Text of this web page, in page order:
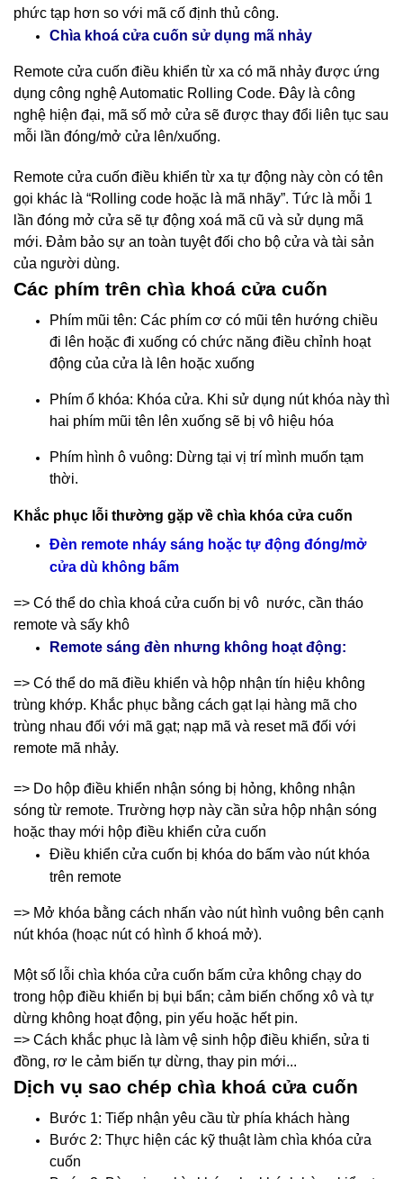
phức tạp hơn so với mã cố định thủ công.
Chìa khoá cửa cuốn sử dụng mã nhảy
Remote cửa cuốn điều khiển từ xa có mã nhảy được ứng
dụng công nghệ Automatic Rolling Code. Đây là công
nghệ hiện đại, mã số mở cửa sẽ được thay đổi liên tục sau
mỗi lần đóng/mở cửa lên/xuống.
Remote cửa cuốn điều khiển từ xa tự động này còn có tên
gọi khác là “Rolling code hoặc là mã nhãy”. Tức là mỗi 1
lần đóng mở cửa sẽ tự động xoá mã cũ và sử dụng mã
mới. Đảm bảo sự an toàn tuyệt đối cho bộ cửa và tài sản
của người dùng.
Các phím trên chìa khoá cửa cuốn
Phím mũi tên: Các phím cơ có mũi tên hướng chiều
đi lên hoặc đi xuống có chức năng điều chỉnh hoạt
động của cửa là lên hoặc xuống
Phím ổ khóa: Khóa cửa. Khi sử dụng nút khóa này thì
hai phím mũi tên lên xuống sẽ bị vô hiệu hóa
Phím hình ô vuông: Dừng tại vị trí mình muốn tạm
thời.
Khắc phục lỗi thường gặp về chìa khóa cửa cuốn
Đèn remote nháy sáng hoặc tự động đóng/mở
cửa dù không bấm
=> Có thể do chìa khoá cửa cuốn bị vô nước, cần tháo
remote và sấy khô
Remote sáng đèn nhưng không hoạt động:
=> Có thể do mã điều khiển và hộp nhận tín hiệu không
trùng khớp. Khắc phục bằng cách gạt lại hàng mã cho
trùng nhau đối với mã gạt; nạp mã và reset mã đối với
remote mã nhảy.
=> Do hộp điều khiển nhận sóng bị hỏng, không nhận
sóng từ remote. Trường hợp này cần sửa hộp nhận sóng
hoặc thay mới hộp điều khiển cửa cuốn
Điều khiển cửa cuốn bị khóa do bấm vào nút khóa
trên remote
=> Mở khóa bằng cách nhấn vào nút hình vuông bên cạnh
nút khóa (hoạc nút có hình ổ khoá mở).
Một số lỗi chìa khóa cửa cuốn bấm cửa không chạy do
trong hộp điều khiển bị bụi bẩn; cảm biến chống xô và tự
dừng không hoạt động, pin yếu hoặc hết pin.
=> Cách khắc phục là làm vệ sinh hộp điều khiển, sửa ti
đồng, rơ le cảm biến tự dừng, thay pin mới...
Dịch vụ sao chép chìa khoá cửa cuốn
Bước 1: Tiếp nhận yêu cầu từ phía khách hàng
Bước 2: Thực hiện các kỹ thuật làm chìa khóa cửa
cuốn